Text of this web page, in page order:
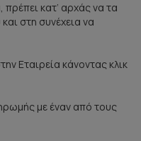
κατ’ αρχάς να τα
στη συνέχεια να
Εταιρεία κάνοντας κλικ
με έναν από τους